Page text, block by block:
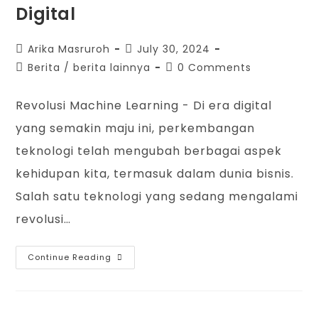
Digital
Arika Masruroh
July 30, 2024
Berita / berita lainnya 0 Comments
Revolusi Machine Learning - Di era digital
yang semakin maju ini, perkembangan
teknologi telah mengubah berbagai aspek
kehidupan kita, termasuk dalam dunia bisnis.
Salah satu teknologi yang sedang mengalami
revolusi…
Continue Reading